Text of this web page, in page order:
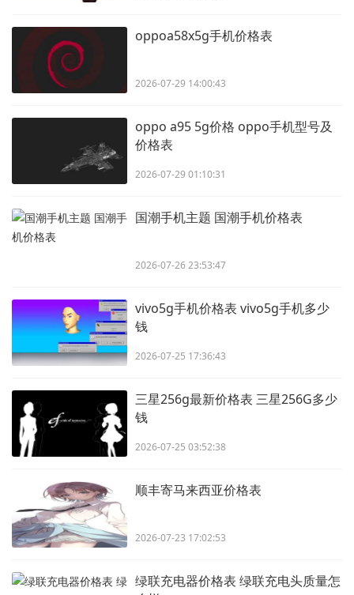
oppoa58x5g手机价格表
2026-07-29 14:00:43
oppo a95 5g价格 oppo手机型号及
价格表
2026-07-29 01:10:31
国潮手机主题 国潮手机价格表
2026-07-26 23:53:47
vivo5g手机价格表 vivo5g手机多少
钱
2026-07-25 17:36:43
三星256g最新价格表 三星256G多少
钱
2026-07-25 03:52:38
顺丰寄马来西亚价格表
2026-07-23 17:02:53
绿联充电器价格表 绿联充电头质量怎